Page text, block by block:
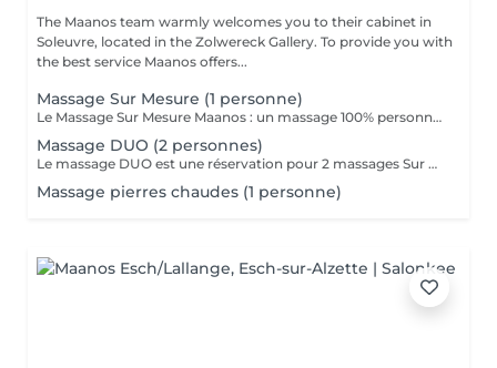
The Maanos team warmly welcomes you to their cabinet in
Soleuvre, located in the Zolwereck Gallery. To provide you with
the best service Maanos offers...
Massage Sur Mesure (1 personne)
Le Massage Sur Mesure Maanos : un massage 100% personnalisé en fonction de vos besoins et de vos envies !
Massage DUO (2 personnes)
Le massage DUO est une réservation pour 2 massages Sur Mesure, en même temps dans la même cabine. Les 2 personnes pourront personnaliser leurs massages en fonction de leurs envies. Possibilité de demander 2 cabines séparées en arrivant sur place.
Massage pierres chaudes (1 personne)